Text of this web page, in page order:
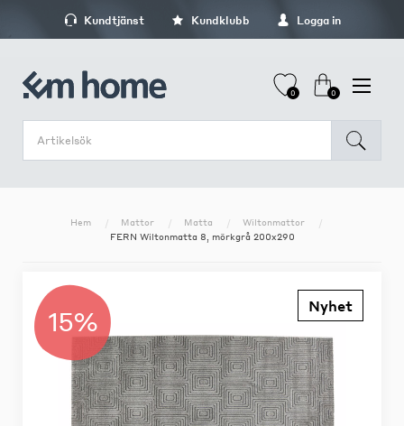
Kundtjänst Kundklubb Logga in
0 0
Hem Mattor Matta
Wiltonmattor
FERN Wiltonmatta 8, mörkgrå 200x290
15% Nyhet